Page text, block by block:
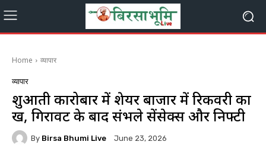
Home व्यापार
व्यापार
शुरुआती कारोबार में शेयर बाजार में रिकवरी का
रुख, गिरावट के बाद संभले सेंसेक्स और निफ्टी
By Birsa Bhumi Live June 23, 2026